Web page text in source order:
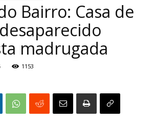
Bairro: Casa de
madrugada
1153